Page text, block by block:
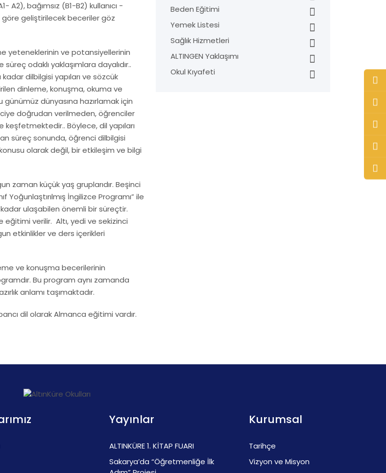
bağımsız (B1-B2) kullanıcı -
göre geliştirilecek beceriler göz
yeteneklerinin ve potansiyellerinin
odaklı yaklaşımlara dayalıdır..
dilbilgisi yapıları ve sözcük
dinleme, konuşma, okuma ve
dünyasına hazırlamak için
doğrudan verilmeden, öğrenciler
keşfetmektedir.. Böylece, dil yapıları
süreç sonunda, öğrenci dilbilgisi
olarak değil, bir etkileşim ve bilgi
zaman küçük yaş gruplarıdır. Beşinci
İngilizce Programı” ile
ulaşabilen önemli bir süreçtir.
eğitimi verilir. Altı, yedi ve sekizinci
etkinlikler ve ders içerikleri
ve konuşma becerilerinin
Bu program aynı zamanda
anlamı taşımaktadır.
dil olarak Almanca eğitimi vardır.
Beden Eğitimi
Yemek Listesi
Sağlık Hizmetleri
ALTINGEN Yaklaşımı
Okul Kıyafeti
Yayınlar
ALTINKÜRE 1. KİTAP FUARI
Sakarya’da “Öğretmenliğe İlk
Kurumsal
Tarihçe
Vizyon ve Misyon